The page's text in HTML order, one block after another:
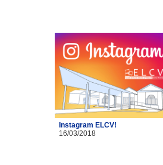
Instagram ELCV!
16/03/2018